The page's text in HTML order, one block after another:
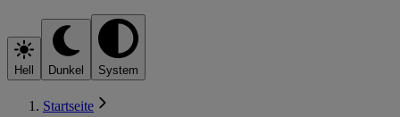
Hell Dunkel System
Startseite